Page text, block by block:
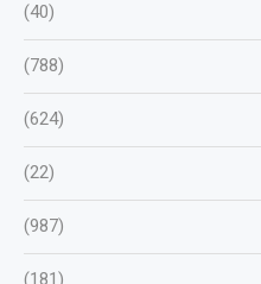
(40)
(788)
(624)
(22)
(987)